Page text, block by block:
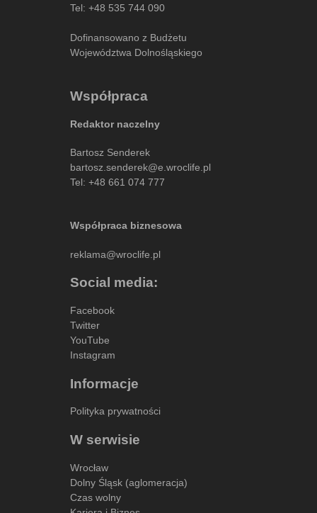
Tel: +48 535 744 090
Dofinansowano z Budżetu
Województwa Dolnośląskiego
Współpraca
Redaktor naczelny
Bartosz Senderek
bartosz.senderek@e.wroclife.pl
Tel: +48 661 074 777
Współpraca biznesowa
reklama@wroclife.pl
Social media:
Facebook
Twitter
YouTube
Instagram
Informacje
Polityka prywatności
W serwisie
Wrocław
Dolny Śląsk (aglomeracja)
Czas wolny